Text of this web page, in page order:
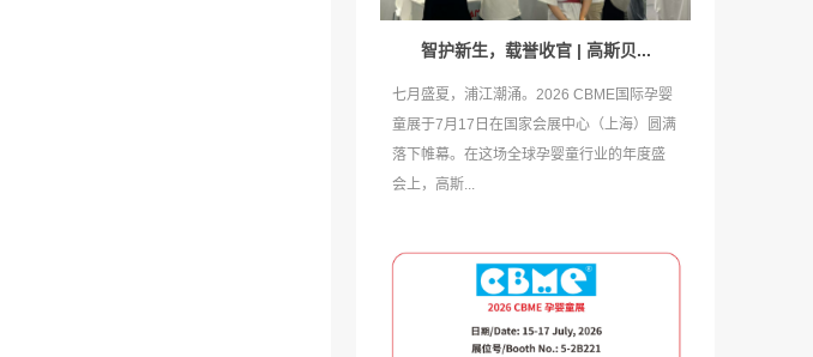
智护新生，载誉收官 | 高斯贝...
七月盛夏，浦江潮涌。2026 CBME国际孕婴
童展于7月17日在国家会展中心（上海）圆满
落下帷幕。在这场全球孕婴童行业的年度盛
会上，高斯...